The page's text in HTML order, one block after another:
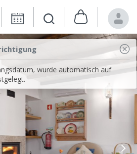
wurde automatisch auf